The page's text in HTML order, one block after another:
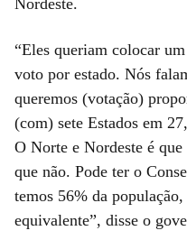
“Eles queriam colocar
voto por estado. Nós
queremos (votação)
(com) sete Estados em
O Norte e Nordeste é
que não. Pode ter o
temos 56% da
equivalente”, disse o